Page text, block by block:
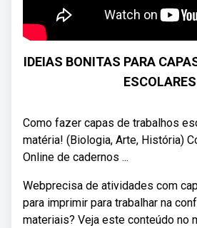
IDEIAS BONITAS PARA
ESCOLARES
Como fazer capas de trabalhos
matéria! (Biologia, Arte, História)
Online de cadernos ...
Webprecisa de atividades com
para imprimir para trabalhar na
materiais? Veja este conteúdo no